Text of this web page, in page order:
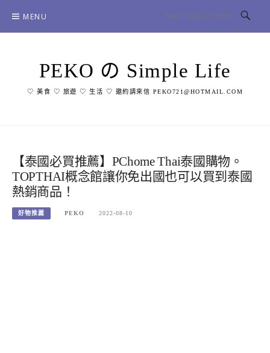
content
MENU
PEKO の Simple Life
♡ 美食 ♡ 旅遊 ♡ 生活 ♡ 邀約請來信 PEKO721@HOTMAIL.COM
【泰國必買推薦】PChome Thai泰國購物。
TOPTHAI概念館讓你免出國也可以買到泰國
熱銷商品！
好物推薦 PEKO 2022-08-10